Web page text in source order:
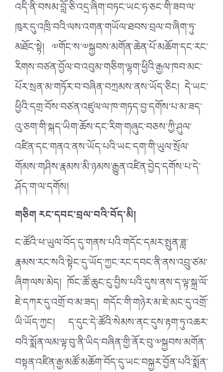
འདི་ནི་བསམ་བློ་ཅི་འདྲ་ཞིག་བཏང་ཡང་ཧ་ཅང་གི་ཟབ་ལ་
ཁུར་དུ་འཁྲི་བའི་ལས་འགན་གཡོལ་ཐབས་བྲལ་བ་ཞིག་ཏུ་
མཐོང་སྟེ། ༧གོང་ས་༧སྐྱབས་མགོན་ཆེན་པོ་མཆོག་དང་རང་
རིགས་བཙན་བྱོལ་བ་འབུམ་གཅིག་ལྷག་ཕྱིའི་རྒྱལ་ཁབ་མང་
པོར་སྲན་མ་གཏོར་བ་བཞིན་བཀྲམས་ནས་ཡོད་ཅིང། དེ་ཡང་
ཕྱིའི་དགྲ་བོས་བཙན་འཛུལ་ལ་ཁ་གཏད་བྱ་དགོས་པ་མ་ཟད་
འུ་ཅག་གི་སྐད་ཡིག་ཆོས་དང་རིག་གཞུང་བཅས་ཀྱི་ཤུལ་
འཛིན་དང་གནའ་ནས་ཡོད་པའི་ཡང་དག་གི་ཡུལ་སྲོལ་
གོམས་གཤིས་རྣམས་མི་ཉམས་རྒྱུན་འཛིན་བྱེད་དགོས་པ་དེ་
ཤོད་ག་ལ་དགོས།
གཅིག རང་དབང་བྲལ་བའི་བོད་མི།
ང་ཚོའི་ཕ་ཡུལ་བོད་དུ་གནས་པའི་གདོང་དམར་སྤུན་ཟླ་
རྣམས་རང་སའི་སྟེང་དུ་ཡོད་ཀྱང་རང་དབང་ནི་ནས་འབྲུ་ཙམ་
ཞིག་ལས་མེད། ཁོང་ཚོ་ཆུང་ངུ་བྱིས་པའི་དུས་ནས་ད་ལྟ་སྐྲ་ལོ་
ཇེ་དཀར་དུ་འགྲོ་བ་མ་ཟད། གདོང་གི་གཉེར་མ་ཇེ་མང་དུ་འགྲོ་
ཡི་ཡོད་ཀྱང། ད་དུང་དེ་ཚོའི་སེམས་ནང་དུས་རྟག་ཏུ་འཆར་
བའི་སྨོན་ལམ་ལྟ་བུ་ནི་ཡིད་བཞིན་གྱི་ནོར་བུ་༧སྐྱབས་མགོན་
བསྟན་འཛིན་རྒྱ་མཚོ་མཆོག་བོད་དུ་ཡང་བསྐྱར་བྱོན་པའི་སྨོན་